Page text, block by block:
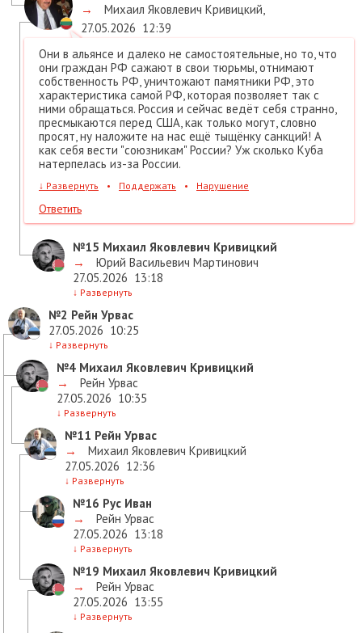
→
Михаил Яковлевич Кривицкий
27.05.2026 12:39
Они в альянсе и далеко не самостоятельные, но то, что
они граждан РФ сажают в свои тюрьмы, отнимают
собственность РФ, уничтожают памятники РФ, это
характеристика самой РФ, которая позволяет так с
ними обращаться. Россия и сейчас ведёт себя странно,
пресмыкаются перед США, как только могут, словно
просят, ну наложите на нас ещё тыщёнку санкций! А
как себя вести "союзникам" России? Уж сколько Куба
натерпелась из-за России.
↓ Развернуть • Поддержать • Нарушение
Ответить
№15 Михаил Яковлевич Кривицкий
→
Юрий Васильевич Мартинович
27.05.2026 13:18
↓ Развернуть
№2 Рейн Урвас
27.05.2026 10:25
↓ Развернуть
№4 Михаил Яковлевич Кривицкий
→
Рейн Урвас
27.05.2026 10:35
↓ Развернуть
№11 Рейн Урвас
→
Михаил Яковлевич Кривицкий
27.05.2026 12:36
↓ Развернуть
№16 Рус Иван
→
Рейн Урвас
27.05.2026 13:18
↓ Развернуть
№19 Михаил Яковлевич Кривицкий
→
Рейн Урвас
27.05.2026 13:55
↓ Развернуть